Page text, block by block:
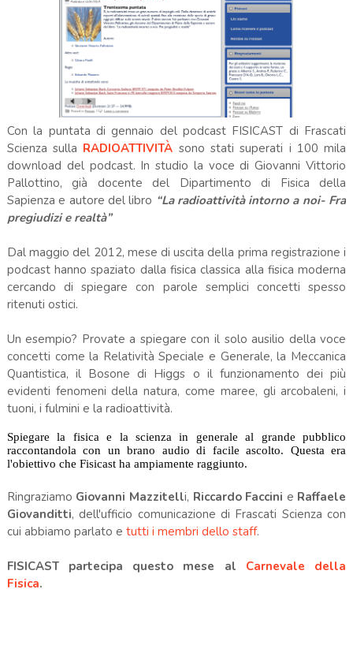
Con la puntata di gennaio del podcast FISICAST di Frascati
Scienza sulla RADIOATTIVITÀ sono stati superati i 100 mila
download del podcast. In studio la voce di Giovanni Vittorio
Pallottino, già docente del Dipartimento di Fisica della
Sapienza e autore del libro “La radioattività intorno a noi- Fra
pregiudizi e realtà”
Dal maggio del 2012, mese di uscita della prima registrazione i
podcast hanno spaziato dalla fisica classica alla fisica moderna
cercando di spiegare con parole semplici concetti spesso
ritenuti ostici.
Un esempio? Provate a spiegare con il solo ausilio della voce
concetti come la Relatività Speciale e Generale, la Meccanica
Quantistica, il Bosone di Higgs o il funzionamento dei più
evidenti fenomeni della natura, come maree, gli arcobaleni, i
tuoni, i fulmini e la radioattività.
Spiegare la fisica e la scienza in generale al grande pubblico
raccontandola con un brano audio di facile ascolto. Questa era
l'obiettivo che Fisicast ha ampiamente raggiunto.
Ringraziamo Giovanni Mazzitelli, Riccardo Faccini e Raffaele
Giovanditti, dell'ufficio comunicazione di Frascati Scienza con
cui abbiamo parlato e tutti i membri dello staff.
FISICAST partecipa questo mese al Carnevale della
Fisica.